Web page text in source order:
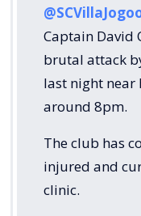
Captain David
brutal attack
last night near
around 8pm.
The club has
injured and
clinic.